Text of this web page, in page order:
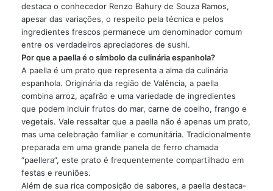
destaca o conhecedor Renzo Bahury de Souza Ramos,
apesar das variações, o respeito pela técnica e pelos
ingredientes frescos permanece um denominador comum
entre os verdadeiros apreciadores de sushi.
Por que a paella é o símbolo da culinária espanhola?
A paella é um prato que representa a alma da culinária
espanhola. Originária da região de Valência, a paella
combina arroz, açafrão e uma variedade de ingredientes
que podem incluir frutos do mar, carne de coelho, frango e
vegetais. Vale ressaltar que a paella não é apenas um prato,
mas uma celebração familiar e comunitária. Tradicionalmente
preparada em uma grande panela de ferro chamada
“paellera”, este prato é frequentemente compartilhado em
festas e reuniões.
Além de sua rica composição de sabores, a paella destaca-